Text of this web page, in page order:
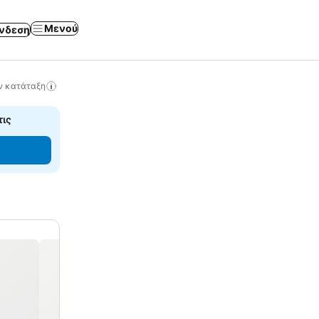
Μενού
κατάταξη